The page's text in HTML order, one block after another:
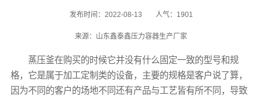
发布时间：2022-08-13 人气：1901
来源：山东鑫泰鑫压力容器生产厂家
蒸压釜在购买的时候它并没有什么固定一致的型号和规
格，它是属于加工定制类的设备，主要的规格是客户说了算，
因为不同的客户的场地不同还有产品与工艺皆有所不同，导致